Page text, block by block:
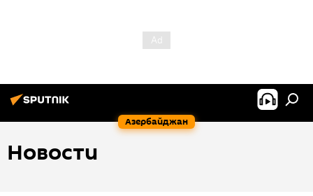
Азербайджан
Новости